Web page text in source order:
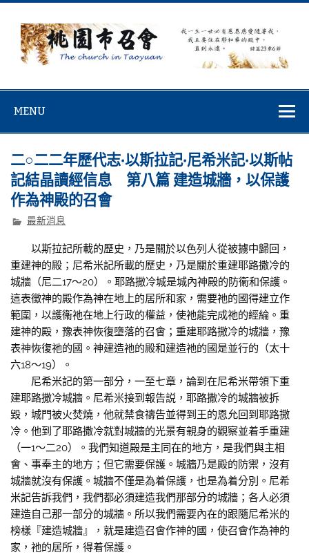
Skip
content
MENU
二○二二年歷代志·以斯拉記·尼希米記·以斯帖
記結晶讀經信息 第八篇 建造城牆，以保護
作為神殿的召會
最新消息
以斯拉記所載的歷史，乃是關於以色列人從被擄中歸回，
重建神的殿；尼希米記所載的歷史，乃是關於重建耶路撒冷的
城牆（尼二17～20）。耶路撒冷城是城內神殿的防衞和保護。
這表徵神的殿作為神在地上的居所和家，需要祂的國得建立作
範圍，以護衞祂在地上行政的權益，使祂能完成祂的經綸。重
建神的殿，豫表神恢復墮落的召會；重建耶路撒冷的城牆，豫
表神恢復祂的國。神建造祂的殿和建造祂的國是並行的（太十
六18～19）。
尼希米記的第一部分，一至七章，論到在尼希米帶領下重
建耶路撒冷城牆。尼希米接到報告説，耶路撒冷的城牆被拆
毀，城門被火焚燒，他就禁食禱告並得到王的恩允回到耶路撒
冷。他到了耶路撒冷就對城牆的光景有親身的觀察並着手重建
（一1～二20）。我們知道殿是主同在的地方，是我們與主相
會、事奉主的地方；但它需要保護。城牆乃是殿的防禦，沒有
城牆就沒有保護。城牆不僅是為着保護，也是為着分別。尼希
米記告訴我們，我們都必須建造我們那部分的城牆；各人必須
建造自己那一部分的城牆。所以我們需要內在的跟隨尼希米的
榜樣『建造城牆』，就是建造召會作神的國，使召會作為神的
家，祂的居所，得着保護。